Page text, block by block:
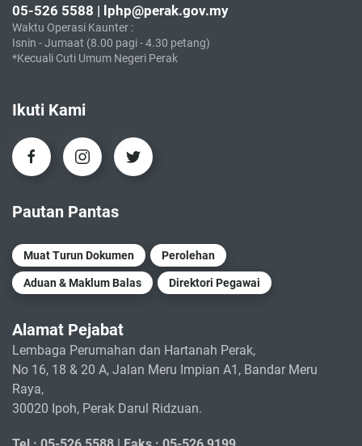
05-526 5588 | lphp@perak.gov.my
Waktu Operasi Kaunter :
Isnin - Jumaat (8.00 pagi - 4.30 petang)
*Kecuali Cuti Umum Negeri Perak
Ikuti Kami
Pautan Pantas
Muat Turun Dokumen Perolehan
Aduan & Maklum Balas Direktori Pegawai
Alamat Pejabat
Lembaga Perumahan dan Hartanah Perak,
No 16, 18 & 20 A, Jalan Meru Impian A1, Bandar Meru
Raya,
30020 Ipoh, Perak Darul Ridzuan.